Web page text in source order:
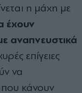
η μάχη με
έχουν
αναπνευστικά
επίγειες
να
που κάνουν